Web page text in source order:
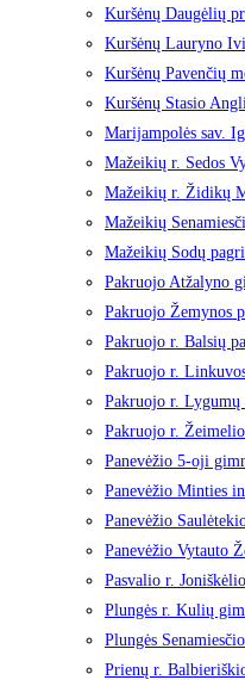
Kuršėnų Daugėlių
Kuršėnų Lauryno
Kuršėnų Pavenčių
Kuršėnų Stasio
Marijampolės sav.
Mažeikių r. Sedos
Mažeikių r. Židikų
Mažeikių
Mažeikių Sodų
Pakruojo Atžalyno
Pakruojo Žemynos
Pakruojo r. Balsių
Pakruojo r.
Pakruojo r.
Pakruojo r.
Panevėžio 5-oji
Panevėžio Minties
Panevėžio
Panevėžio Vytauto
Pasvalio r.
Plungės r. Kulių
Plungės
Prienų r.